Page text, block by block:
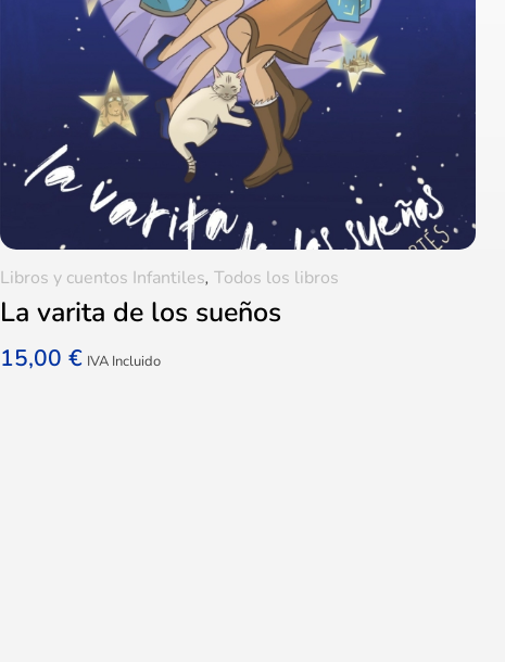
La varita de los sueños
15,00 € IVA Incluido
Libros y cuentos Infantiles, Todos los libros